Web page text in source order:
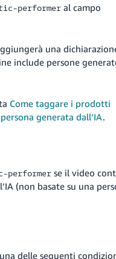
performer al campo
una
include persone
Come taggare i prodotti
generata dall’IA.
performer se il video
(non basate su una
delle seguenti